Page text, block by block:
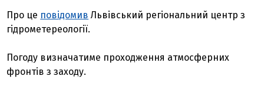
Про це повідомив Львівський регіональний центр з
гідрометереології.
Погоду визначатиме проходження атмосферних
фронтів з заходу.